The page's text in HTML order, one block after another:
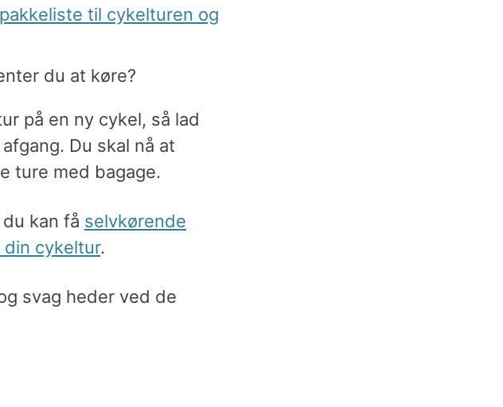
pakkeliste til cykelturen og
du at køre?
på en ny cykel, så lad
Du skal nå at
ture med bagage.
kan få selvkørende
cykeltur.
svag heder ved de